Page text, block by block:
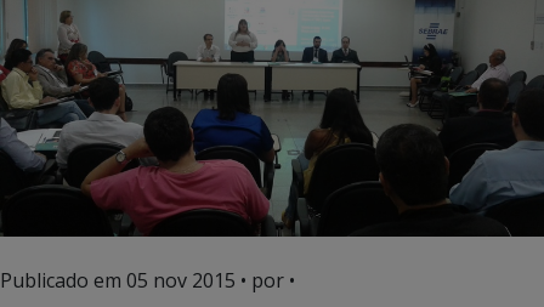
Publicado em 05 nov 2015 • por •